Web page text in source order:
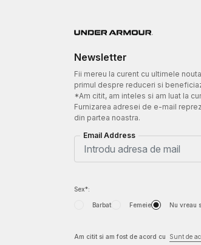
Newsletter
Fii mereu la curent cu ultimele
primul despre reduceri si
*Am citit, am inteles si am luat la
Furnizarea adresei de e-mail
din partea noastra.
Email Address
Sex*:
Barbat Femeie Nu vreau
Am citit si am fost de acord cu
Sunt de